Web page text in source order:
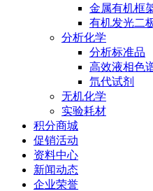
金属有机框
有机发光二
分析化学
分析标准品
高效液相色
氘代试剂
无机化学
实验耗材
积分商城
促销活动
资料中心
新闻动态
企业荣誉